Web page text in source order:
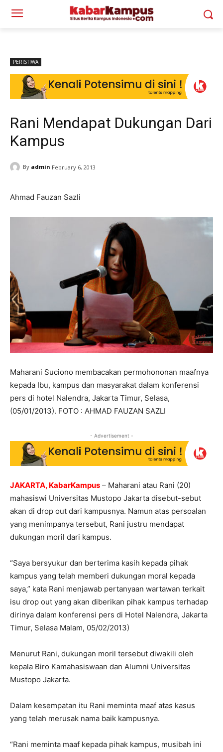
PERISTIWA
Rani Mendapat Dukungan Dari
Kampus
By admin February 6, 2013
Ahmad Fauzan Sazli
Maharani Suciono membacakan permohononan maafnya
kepada Ibu, kampus dan masyarakat dalam konferensi
pers di hotel Nalendra, Jakarta Timur, Selasa,
(05/01/2013). FOTO : AHMAD FAUZAN SAZLI
- Advertisement -
JAKARTA, KabarKampus – Maharani atau Rani (20)
mahasiswi Universitas Mustopo Jakarta disebut-sebut
akan di drop out dari kampusnya. Namun atas persoalan
yang menimpanya tersebut, Rani justru mendapat
dukungan moril dari kampus.
“Saya bersyukur dan berterima kasih kepada pihak
kampus yang telah memberi dukungan moral kepada
saya,” kata Rani menjawab pertanyaan wartawan terkait
isu drop out yang akan diberikan pihak kampus terhadap
dirinya dalam konferensi pers di Hotel Nalendra, Jakarta
Timur, Selasa Malam, 05/02/2013)
Menurut Rani, dukungan moril tersebut diwakili oleh
kepala Biro Kamahasiswaan dan Alumni Universitas
Mustopo Jakarta.
Dalam kesempatan itu Rani meminta maaf atas kasus
yang telah merusak nama baik kampusnya.
“Rani meminta maaf kepada pihak kampus, musibah ini